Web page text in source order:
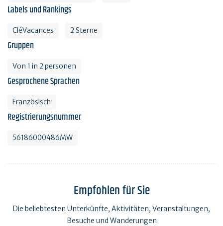
Labels und Rankings
CléVacances 2 Sterne
Gruppen
Von 1 in 2 personen
Gesprochene Sprachen
Französisch
Registrierungsnummer
56186000486MW
Empfohlen für Sie
Die beliebtesten Unterkünfte, Aktivitäten, Veranstaltungen,
Besuche und Wanderungen